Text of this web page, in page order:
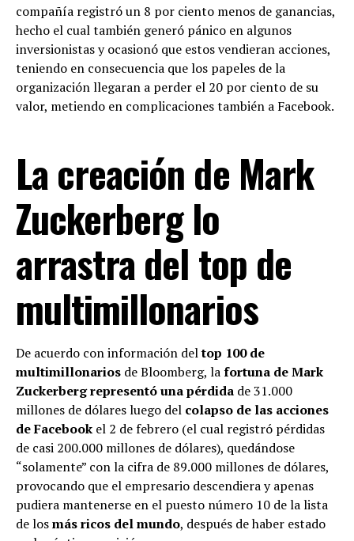
compañía registró un 8 por ciento menos de ganancias,
hecho el cual también generó pánico en algunos
inversionistas y ocasionó que estos vendieran acciones,
teniendo en consecuencia que los papeles de la
organización llegaran a perder el 20 por ciento de su
valor, metiendo en complicaciones también a Facebook.
La creación de Mark
Zuckerberg lo
arrastra del top de
multimillonarios
De acuerdo con información deltop 100 de
multimillonarios de Bloomberg, lafortuna de Mark
Zuckerberg representó una pérdida de 31.000
millones de dólares luego del colapso de las acciones
de Facebook el 2 de febrero (el cual registró pérdidas
de casi 200.000 millones de dólares), quedándose
“solamente” con la cifra de 89.000 millones de dólares,
provocando que el empresario descendiera y apenas
pudiera mantenerse en el puesto número 10 de la lista
de losmás ricos del mundo, después de haber estado